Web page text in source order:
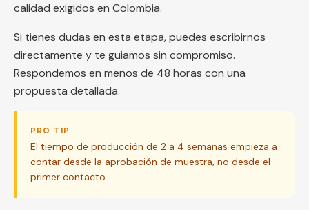
calidad exigidos en Colombia.
Si tienes dudas en esta etapa, puedes escribirnos
directamente y te guiamos sin compromiso.
Respondemos en menos de 48 horas con una
propuesta detallada.
PRO TIP
El tiempo de producción de 2 a 4 semanas empieza a
contar desde la aprobación de muestra, no desde el
primer contacto.